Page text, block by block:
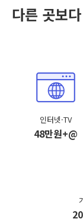
다른 곳보
인터넷·TV
48만원+@